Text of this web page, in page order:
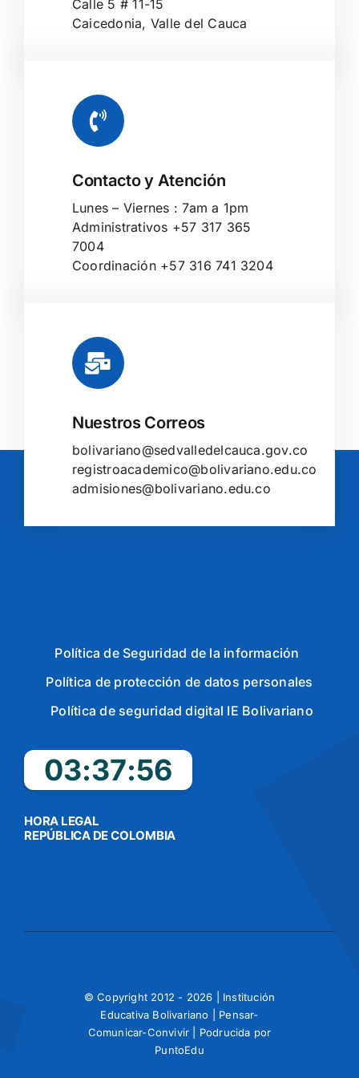
Calle 5 # 11-15
Caicedonia, Valle del Cauca
Contacto y Atención
Lunes – Viernes : 7am a 1pm
Administrativos +57 317 365
7004
Coordinación +57 316 741 3204
Nuestros Correos
bolivariano@sedvalledelcauca.gov.co
registroacademico@bolivariano.edu.co
admisiones@bolivariano.edu.co
Política de Seguridad de la información
Política de protección de datos personales
Política de seguridad digital IE Bolivariano
03:37:56
HORA LEGAL
REPÚBLICA DE COLOMBIA
© Copyright 2012 - 2026 | Institución
Educativa Bolivariano | Pensar-
Comunicar-Convivir | Podrucida por
PuntoEdu